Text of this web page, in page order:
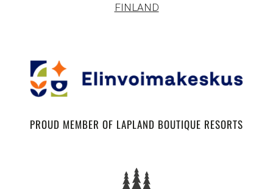
FINLAND
PROUD MEMBER OF LAPLAND BOUTIQUE RESORTS